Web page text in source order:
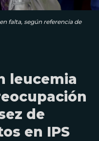
falta, según referencia de
leucemia
de
en IPS